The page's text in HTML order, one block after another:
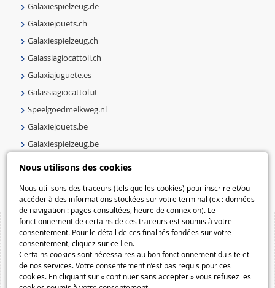
Nous utilisons des cookies
Nous utilisons des traceurs (tels que les cookies) pour inscrire et/ou
accéder à des informations stockées sur votre terminal (ex : données
de navigation : pages consultées, heure de connexion). Le
fonctionnement de certains de ces traceurs est soumis à votre
consentement. Pour le détail de ces finalités fondées sur votre
consentement, cliquez sur ce lien.
Certains cookies sont nécessaires au bon fonctionnement du site et
de nos services. Votre consentement n’est pas requis pour ces
cookies. En cliquant sur « continuer sans accepter » vous refusez les
Galaxiespielzeug.de
Galaxiejouets.ch
Galaxiespielzeug.ch
Galassiagiocattoli.ch
Galaxiajuguete.es
Galassiagiocattoli.it
Speelgoedmelkweg.nl
Galaxiejouets.be
Galaxiespielzeug.be